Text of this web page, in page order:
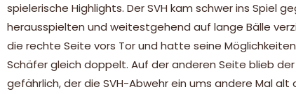
spielerische Highlights. Der SVH kam schwer ins
herausspielten und weitestgehend auf lange Bälle
die rechte Seite vors Tor und hatte seine
Schäfer gleich doppelt. Auf der anderen Seite blieb
gefährlich, der die SVH-Abwehr ein ums andere Mal